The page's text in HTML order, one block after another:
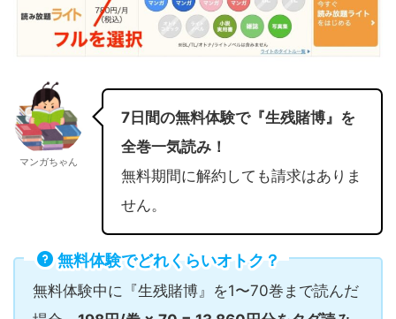
マンガちゃん
7日間の無料体験で『生残賭博』を
全巻一気読み！
無料期間に解約しても請求はありま
せん。
無料体験でどれくらいオトク？
無料体験中に『生残賭博』を1〜70巻まで読んだ